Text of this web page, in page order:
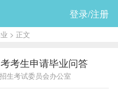
登录/注册
> 正文
考生申请毕业问答
生考试委员会办公室